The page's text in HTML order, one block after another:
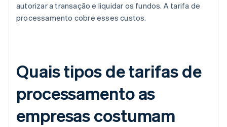
autorizar a transação e liquidar os fundos. A tarifa de
processamento cobre esses custos.
Quais tipos de tarifas de
processamento as
empresas costumam